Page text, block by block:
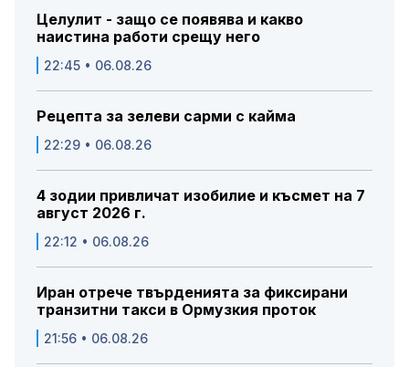
Целулит - защо се появява и какво
наистина работи срещу него
22:45 • 06.08.26
Рецепта за зелеви сарми с кайма
22:29 • 06.08.26
4 зодии привличат изобилие и късмет на 7
август 2026 г.
22:12 • 06.08.26
Иран отрече твърденията за фиксирани
транзитни такси в Ормузкия проток
21:56 • 06.08.26